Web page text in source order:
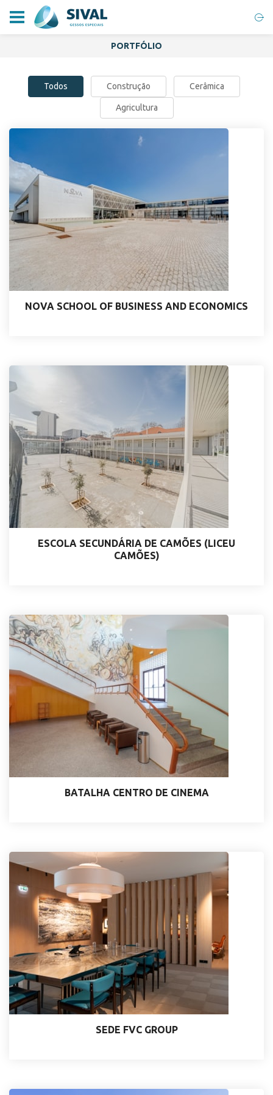
PORTFÓLIO
Todos Construção Cerâmica
Agricultura
NOVA SCHOOL OF BUSINESS AND ECONOMICS
ESCOLA SECUNDÁRIA DE CAMÕES (LICEU
CAMÕES)
BATALHA CENTRO DE CINEMA
SEDE FVC GROUP